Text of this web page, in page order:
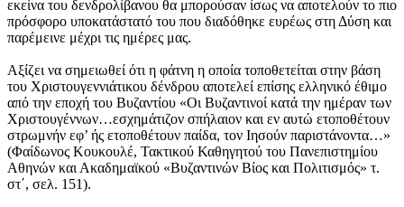
εκείνα του δενδρολίβανου θα μπορούσαν ίσως να αποτελούν το πιο
πρόσφορο υποκατάστατό του που διαδόθηκε ευρέως στη Δύση και
παρέμεινε μέχρι τις ημέρες μας.
Αξίζει να σημειωθεί ότι η φάτνη η οποία τοποθετείται στην βάση
του Χριστουγεννιάτικου δένδρου αποτελεί επίσης ελληνικό έθιμο
από την εποχή του Βυζαντίου «Οι Βυζαντινοί κατά την ημέραν των
Χριστουγέννων…εσχημάτιζον σπήλαιον και εν αυτώ ετοποθέτουν
στρωμνήν εφ’ ής ετοποθέτουν παίδα, τον Ιησούν παριστάνοντα…»
(Φαίδωνος Κουκουλέ, Τακτικού Καθηγητού του Πανεπιστημίου
Αθηνών και Ακαδημαϊκού «Βυζαντινών Βίος και Πολιτισμός» τ.
στ΄, σελ. 151).